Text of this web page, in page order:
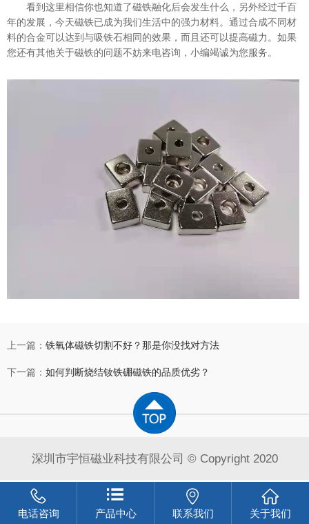
看到这里相信你也知道了磁铁融化后会发生什么，另外经过千百
年的发展，今天磁铁已成为我们生活中的强力材料。通过合成不同材
料的合金可以达到与吸铁石相同的效果，而且还可以提高磁力。如果
您还有其他关于磁铁的问题不妨来电咨询，小编竭诚为您服务。
上一篇： 铁氧体磁铁切割不好？那是你没找对方法
下一篇： 如何判断烧结钕铁硼磁铁的品质优劣？
深圳市宇恒磁业科技有限公司 © Copyright 2020
电话咨询 产品中心 联系我们 关于我们